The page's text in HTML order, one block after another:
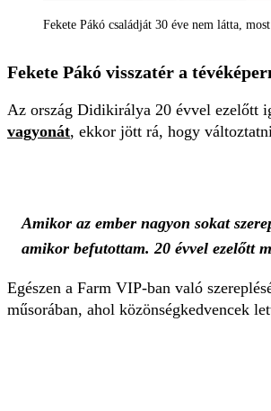
Fekete Pákó családját 30 éve nem látta,
Fekete Pákó visszatér a
Az ország Didikirálya 20 évvel ezelőtt
vagyonát, ekkor jött rá, hogy
Amikor az ember nagyon sokat
amikor befutottam. 20 évvel ezelőtt
Egészen a Farm VIP-ban való
műsorában, ahol közönségkedvencek